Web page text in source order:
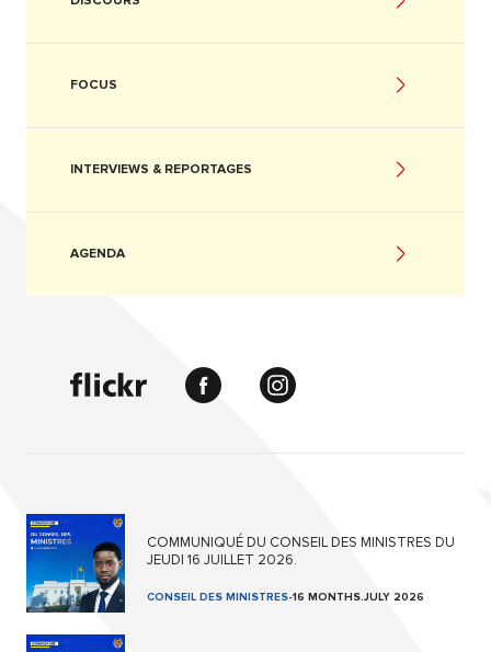
FOCUS
INTERVIEWS & REPORTAGES
AGENDA
COMMUNIQUÉ DU CONSEIL DES MINISTRES DU
JEUDI 16 JUILLET 2026.
CONSEIL DES MINISTRES-16 MONTHS.JULY 2026